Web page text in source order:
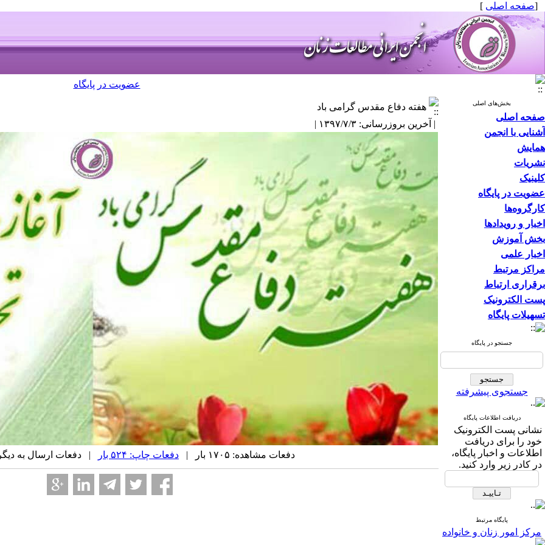
[صفحه اصلی ]
عضویت در پایگاه
بخش‌های اصلی
صفحه اصلی
آشنایی با انجمن
همایش
نشریات
کلینیک
عضویت در پایگاه
کارگروه‌ها
اخبار و رویدادها
بخش آموزش
اخبار علمی
مراکز مرتبط
برقراری ارتباط
پست الکترونیک
تسهیلات پایگاه
جستجو در پایگاه
جستجوی پیشرفته
دریافت اطلاعات پایگاه
نشانی پست الکترونیک
خود را برای دریافت
اطلاعات و اخبار پایگاه،
در کادر زیر وارد کنید.
پایگاه مرتبط
مرکز امور زنان و خانواده
هفته دفاع مقدس گرامی باد
| آخرین بروزرسانی: ۱۳۹۷/۷/۳ |
دفعات مشاهده: ۱۷۰۵ بار | دفعات چاپ: ۵۲۴ بار | دفعات ارسال به دیگران: ۰